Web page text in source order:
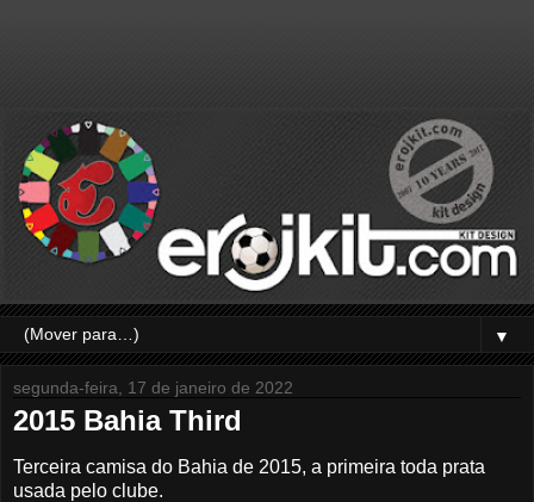
▼
segunda-feira, 17 de janeiro de 2022
2015 Bahia Third
Terceira camisa do Bahia de 2015, a primeira toda prata
usada pelo clube.